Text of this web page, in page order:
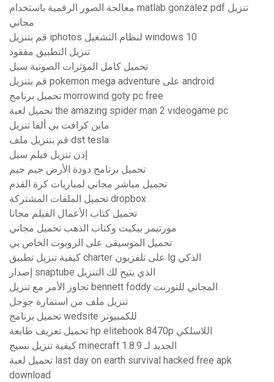
معالجة الصور الرقمية باستخدام matlab gonzalez pdf تنزيل
مجاني
قم بتنزيل iphotos لنظام التشغيل windows 10
تنزيل التطبيق مفقود
تحميل كامل المؤثرات الصوتية سيل
قم بتنزيل pokemon mega adventure على android
تحميل برنامج morrowind goty pc free
تحميل لعبة the amazing spider man 2 videogame pc
ماين كرافت بي ألفا تنزيل
قم بتنزيل ملف dst tesla
إذن تنزيل فيلم سيل
تحميل برنامج دودة الأرض جيم جيم
تحميل مباشر مجاني لمباريات كرة القدم
تحميل الملفات المشتركة dropbox
تحميل كتاب الأعمال الفيلم مجانا
مورتيمر بيكيت وكتاب الذهب تحميل مجاني
تحميل الموسيقى على الروبوت الخاص بي
كيفية تنزيل تطبيق charter على تلفزيون lg الذكي
إصدار snaptube الذي يتيح لك التنزيل
تجاوز الأمر مع تنزيل bennett foddy المجاني للتورنت
تنزيل ملف من استمارة جوجل
تحميل برنامج wedsite للكمبيوتر
تحميل تعريف طابعة hp elitebook 8470p اللاسلكي
كيفية تنزيل نسيج minecraft الجديد لـ 1.8.9
تحميل لعبة last day on earth survival hacked free apk
download